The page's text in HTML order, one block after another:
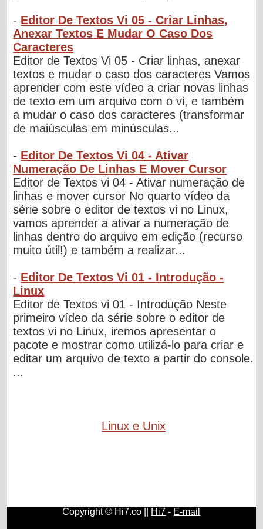
- Editor De Textos Vi 05 - Criar Linhas,
Anexar Textos E Mudar O Caso Dos
Caracteres
Editor de Textos Vi 05 - Criar linhas, anexar
textos e mudar o caso dos caracteres Vamos
aprender com este vídeo a criar novas linhas
de texto em um arquivo com o vi, e também
a mudar o caso dos caracteres (transformar
de maiúsculas em minúsculas...
- Editor De Textos Vi 04 - Ativar
Numeração De Linhas E Mover Cursor
Editor de Textos vi 04 - Ativar numeração de
linhas e mover cursor No quarto vídeo da
série sobre o editor de textos vi no Linux,
vamos aprender a ativar a numeração de
linhas dentro do arquivo em edição (recurso
muito útil!) e também a realizar...
- Editor De Textos Vi 01 - Introdução -
Linux
Editor de Textos vi 01 - Introdução Neste
primeiro vídeo da série sobre o editor de
textos vi no Linux, iremos apresentar o
pacote e mostrar como utilizá-lo para criar e
editar um arquivo de texto a partir do console.
...
Linux e Unix
Copyright © Hi7.co || Hi7 - E-mail